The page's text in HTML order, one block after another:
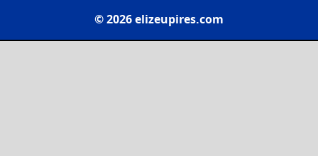
© 2026 elizeupires.com